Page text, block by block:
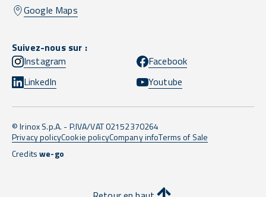
Google Maps
Suivez-nous sur :
Instagram
Facebook
LinkedIn
Youtube
© Irinox S.p.A. - P.IVA/VAT 02152370264
Privacy policyCookie policyCompany infoTerms of Sale
Creditswe-go